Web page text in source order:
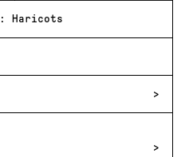
Haricots